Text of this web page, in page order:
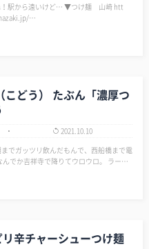
いけど… ▼つけ麺 山崎 htt
…
こどう） たぶん「濃厚つ
2021.10.10
でガッツリ飲んだもんで、西船橋まで電
でか吉祥寺で降りてウロウロ。 ラーメ
辛チャーシューつけ麺